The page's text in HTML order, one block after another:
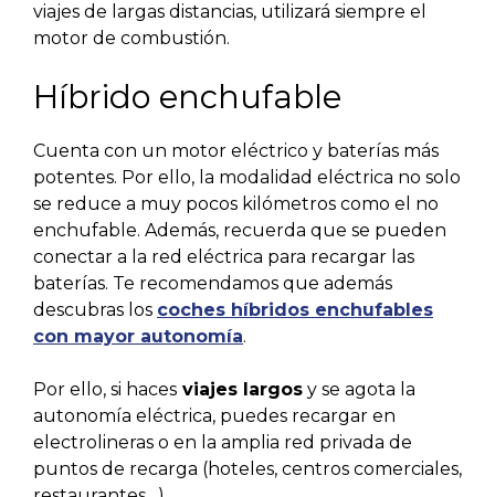
viajes de largas distancias, utilizará siempre el
motor de combustión.
Híbrido enchufable
Cuenta con un motor eléctrico y baterías más
potentes. Por ello, la modalidad eléctrica no solo
se reduce a muy pocos kilómetros como el no
enchufable. Además, recuerda que se pueden
conectar a la red eléctrica para recargar las
baterías. Te recomendamos que además
descubras los coches híbridos enchufables
con mayor autonomía.
Por ello, si haces viajes largos y se agota la
autonomía eléctrica, puedes recargar en
electrolineras o en la amplia red privada de
puntos de recarga (hoteles, centros comerciales,